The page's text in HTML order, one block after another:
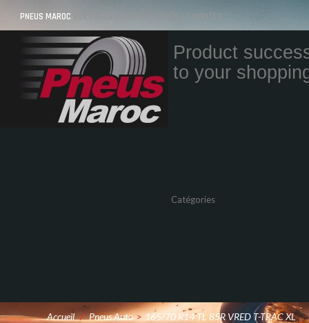
PNEUS MAROC VOS PNEUS AU MAROC LIVRÉS ET MONTÉS
Product
to your
Catégories
Accueil / Pneus Auto > 165/70 R14 TL 85R VRED T-TRAC XL